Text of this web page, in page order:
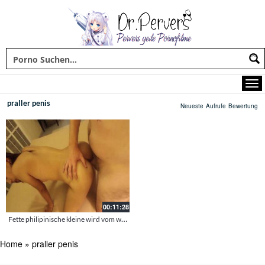
praller penis Neueste Aufrufe Bewertung
00:11:28
Fette philipinische kleine wird vom weissen Schwanz gefickt
Home » praller penis